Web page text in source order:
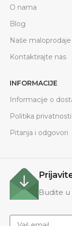
O nama
Blog
Naše maloprodaje
Kontaktirajte nas
INFORMACIJE
Informacije o
Politika privatnosti
Pitanja i odgovori
Budite u